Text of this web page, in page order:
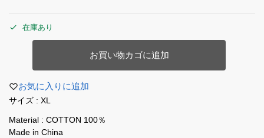
在庫あり
お買い物カゴに追加
お気に入りに追加
サイズ : XL
Material : COTTON 100％
Made in China